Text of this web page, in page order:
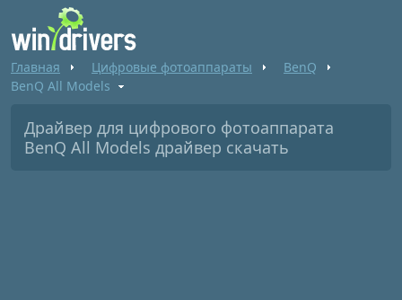
Главная Цифровые фотоаппараты
BenQ
BenQ All Models
Драйвер для цифрового фотоаппарата
BenQ All Models драйвер скачать